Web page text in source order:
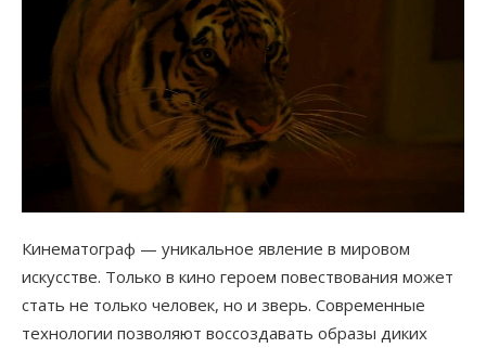
Кинематограф — уникальное явление в мировом
искусстве. Только в кино героем повествования может
стать не только человек, но и зверь. Современные
технологии позволяют воссоздавать образы диких